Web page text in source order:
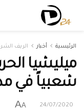
الرئيسية أخبار الريف
ميليشيا
شعبياً في
24/07/2020
A
A